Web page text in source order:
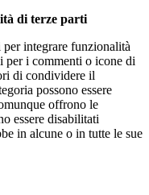
di terze parti
integrare funzionalità
per i commenti o icone di
di condividere il
possono essere
offrono le
essere disabilitati
in alcune o in tutte le sue